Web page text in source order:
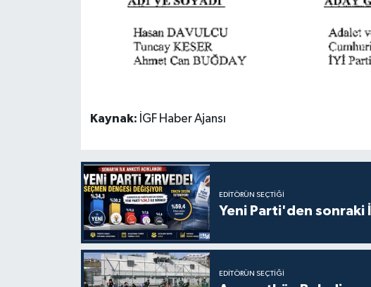
Kaynak: İGF Haber Ajansı
EDITÖRÜN SEÇTIĞI
Yeni Parti'den sonraki
EDITÖRÜN SEÇTIĞI